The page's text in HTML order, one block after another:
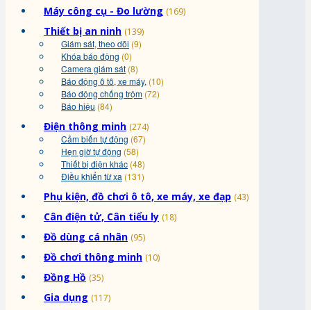
Máy công cụ - Đo lường (169)
Thiết bị an ninh (139)
Giám sát, theo dõi (9)
Khóa báo động (0)
Camera giám sát (8)
Báo động ô tô, xe máy, (10)
Báo động chống trộm (72)
Báo hiệu (84)
Điện thông minh (274)
Cảm biến tự động (67)
Hẹn giờ tự động (58)
Thiết bị điện khác (48)
Điều khiển từ xa (131)
Phụ kiện, đồ chơi ô tô, xe máy, xe đạp (43)
Cân điện tử, Cân tiểu ly (18)
Đồ dùng cá nhân (95)
Đồ chơi thông minh (10)
Đồng Hồ (35)
Gia dụng (117)